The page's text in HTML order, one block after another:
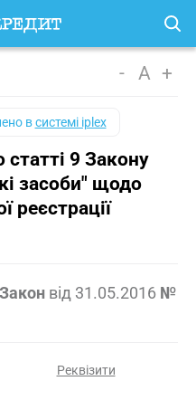
- A +
всистемі iplex
9 Закону
засоби" щодо
реєстрації
Закон від 31.05.2016 №
Реквізити